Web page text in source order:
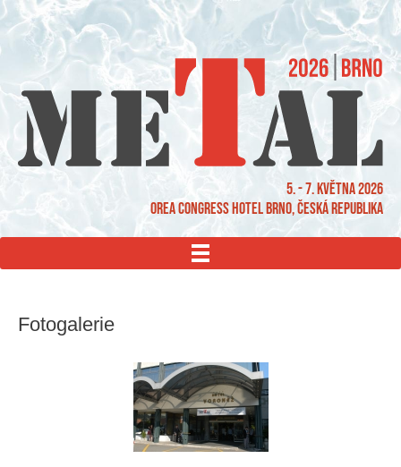
5. - 7. května 2026
OREA Congress Hotel Brno, Česká republika
MENU
Fotogalerie